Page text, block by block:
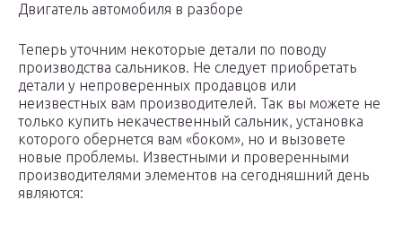
Двигатель автомобиля в разборе
Теперь уточним некоторые детали по поводу
производства сальников. Не следует приобретать
детали у непроверенных продавцов или
неизвестных вам производителей. Так вы можете не
только купить некачественный сальник, установка
которого обернется вам «боком», но и вызовете
новые проблемы. Известными и проверенными
производителями элементов на сегодняшний день
являются: